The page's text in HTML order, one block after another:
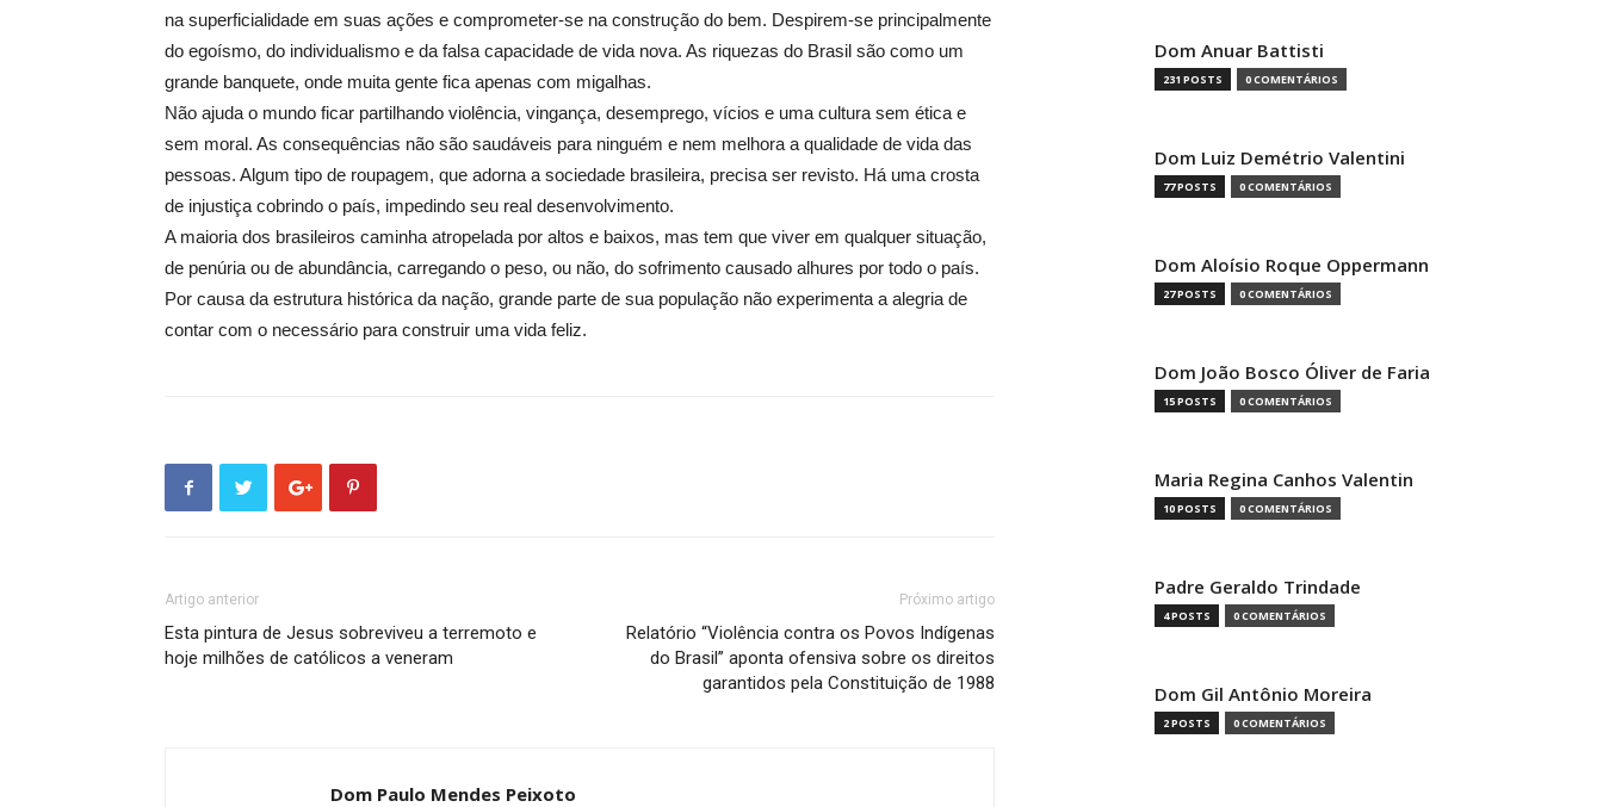
na superficialidade em suas ações e comprometer-se na construção do bem. Despirem-se principalmente
do egoísmo, do individualismo e da falsa capacidade de vida nova. As riquezas do Brasil são como um
grande banquete, onde muita gente fica apenas com migalhas.
Não ajuda o mundo ficar partilhando violência, vingança, desemprego, vícios e uma cultura sem ética e
sem moral. As consequências não são saudáveis para ninguém e nem melhora a qualidade de vida das
pessoas. Algum tipo de roupagem, que adorna a sociedade brasileira, precisa ser revisto. Há uma crosta
de injustiça cobrindo o país, impedindo seu real desenvolvimento.
A maioria dos brasileiros caminha atropelada por altos e baixos, mas tem que viver em qualquer situação,
de penúria ou de abundância, carregando o peso, ou não, do sofrimento causado alhures por todo o país.
Por causa da estrutura histórica da nação, grande parte de sua população não experimenta a alegria de
contar com o necessário para construir uma vida feliz.
Artigo anterior
Esta pintura de Jesus sobreviveu a terremoto e
hoje milhões de católicos a veneram
Próximo artigo
Relatório “Violência contra os Povos Indígenas
do Brasil” aponta ofensiva sobre os direitos
garantidos pela Constituição de 1988
Dom Paulo Mendes Peixoto
Dom Anuar Battisti
231 POSTS 0 COMENTÁRIOS
Dom Luiz Demétrio Valentini
77 POSTS 0 COMENTÁRIOS
Dom Aloísio Roque Oppermann
27 POSTS 0 COMENTÁRIOS
Dom João Bosco Óliver de Faria
15 POSTS 0 COMENTÁRIOS
Maria Regina Canhos Valentin
10 POSTS 0 COMENTÁRIOS
Padre Geraldo Trindade
4 POSTS 0 COMENTÁRIOS
Dom Gil Antônio Moreira
2 POSTS 0 COMENTÁRIOS